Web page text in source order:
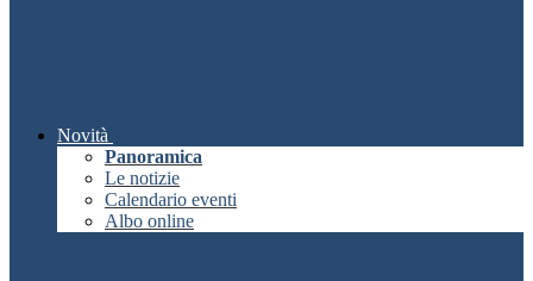
Novità
Panoramica
Le notizie
Calendario eventi
Albo online